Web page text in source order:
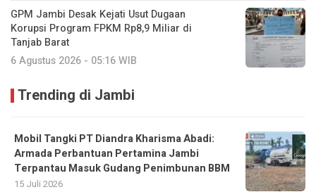
GPM Jambi Desak Kejati Usut Dugaan
Korupsi Program FPKM Rp8,9 Miliar di
Tanjab Barat
6 Agustus 2026 - 05:16 WIB
Trending di Jambi
Mobil Tangki PT Diandra Kharisma Abadi:
Armada Perbantuan Pertamina Jambi
Terpantau Masuk Gudang Penimbunan BBM
15 Juli 2026